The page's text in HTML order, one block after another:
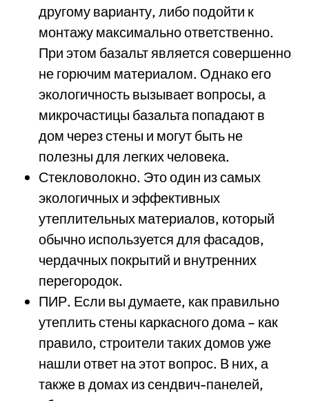
другому варианту, либо подойти к
монтажу максимально ответственно.
При этом базальт является совершенно
не горючим материалом. Однако его
экологичность вызывает вопросы, а
микрочастицы базальта попадают в
дом через стены и могут быть не
полезны для легких человека.
Стекловолокно. Это один из самых
экологичных и эффективных
утеплительных материалов, который
обычно используется для фасадов,
чердачных покрытий и внутренних
перегородок.
ПИР. Если вы думаете, как правильно
утеплить стены каркасного дома – как
правило, строители таких домов уже
нашли ответ на этот вопрос. В них, а
также в домах из сендвич-панелей,